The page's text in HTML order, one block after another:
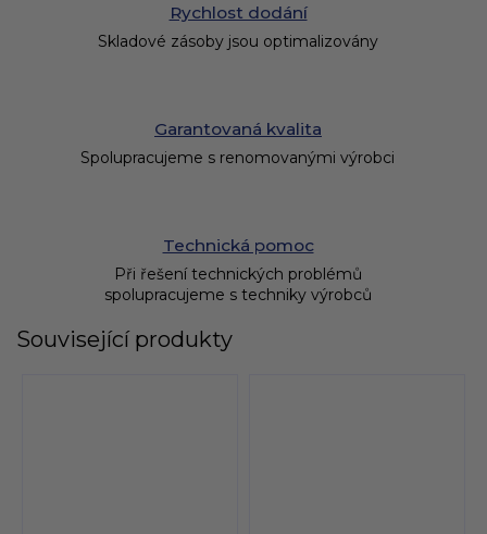
Rychlost dodání
Skladové zásoby jsou optimalizovány
Garantovaná kvalita
Spolupracujeme s renomovanými výrobci
Technická pomoc
Při řešení technických problémů
spolupracujeme s techniky výrobců
Související produkty